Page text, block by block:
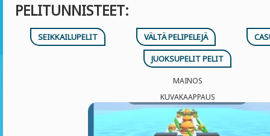
PELITUNNISTEET:
SEIKKAILUPELIT VÄLTÄ PELIPELEJÄ
JUOKSUPELIT PELIT
MAINOS
KUVAKAAPPAUS